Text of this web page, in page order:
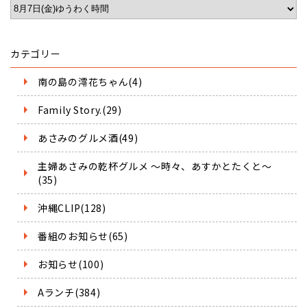
カテゴリー
南の島の澪花ちゃん(4)
Family Story.(29)
あさみのグルメ酒(49)
主婦あさみの乾杯グルメ ～時々、あすかとたくと～
(35)
沖縄CLIP(128)
番組のお知らせ(65)
お知らせ(100)
Aランチ(384)